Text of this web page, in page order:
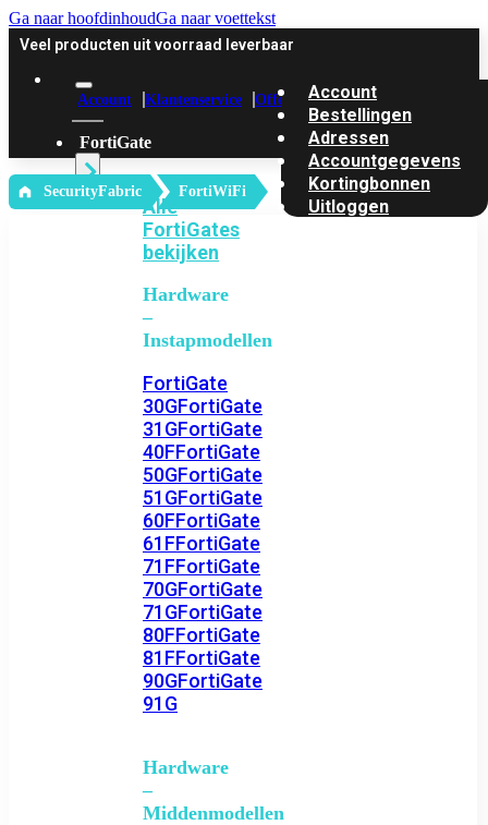
Ga naar hoofdinhoudGa naar voettekst
Veel producten uit voorraad leverbaar
Account Klantenservice Offerte
FortiGate
Alle
FortiGates
bekijken
Hardware
–
Instapmodellen
FortiGate
30GFortiGate
31GFortiGate
40FFortiGate
50GFortiGate
51GFortiGate
60FFortiGate
61FFortiGate
71FFortiGate
70GFortiGate
71GFortiGate
80FFortiGate
81FFortiGate
90GFortiGate
91G
Hardware
–
Middenmodellen
Account
Bestellingen
Adressen
Accountgegevens
Kortingbonnen
Uitloggen
‎ SecurityFabric FortiWiFi